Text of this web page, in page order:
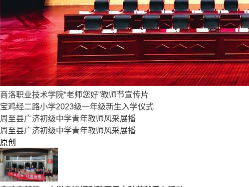
商洛职业技术学院“老师您好”教师节宣传片
宝鸡经二路小学2023级一年级新生入学仪式
周至县广济初级中学青年教师风采展播
周至县广济初级中学青年教师风采展播
原创